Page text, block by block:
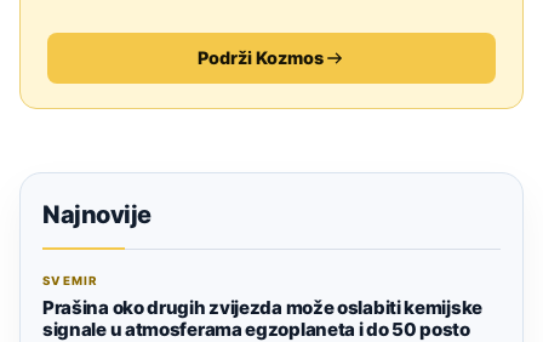
Podrži Kozmos
Najnovije
SVEMIR
Prašina oko drugih zvijezda može oslabiti kemijske
signale u atmosferama egzoplaneta i do 50 posto